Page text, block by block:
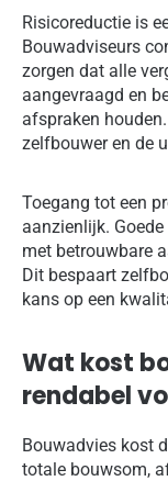
Risicoreductie is
Bouwadviseurs
zorgen dat alle
aangevraagd en
afspraken
zelfbouwer en de
Toegang tot een
aanzienlijk.
met betrouwbare
Dit bespaart
kans op een
Wat kost
rendabel
Bouwadvies kost
totale bouwsom,